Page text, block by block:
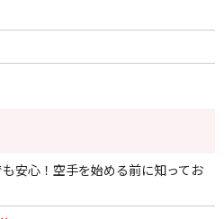
安心！空手を始める前に知ってお